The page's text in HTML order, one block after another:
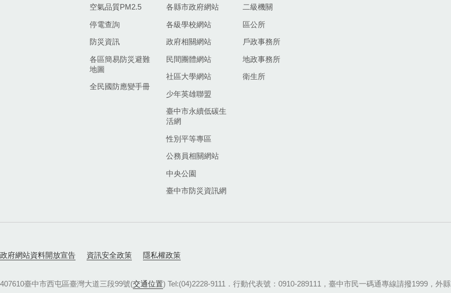
空氣品質PM2.5
停電查詢
防災資訊
各區簡易防災避難
地圖
全民國防應變手冊
各縣市政府網站
各級學校網站
政府相關網站
民間團體網站
社區大學網站
少年英雄聯盟
臺中市永續低碳生
活網
性別平等專區
公務員相關網站
中央公園
臺中市防災資訊網
二級機關
區公所
戶政事務所
地政事務所
衛生所
政府網站資料開放宣告 資訊安全政策 隱私權政策
407610臺中市西屯區臺灣大道三段99號(交通位置) Tel:(04)2228-9111．行動代表號：0910-289111，臺中市民一碼通專線請撥1999，外